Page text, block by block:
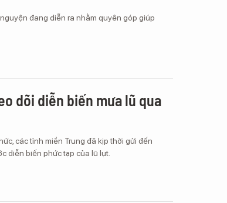
đang diễn ra nhằm quyên góp giúp
dõi diễn biến mưa lũ qua
các tỉnh miền Trung đã kịp thời gửi đến
diễn biến phức tạp của lũ lụt.